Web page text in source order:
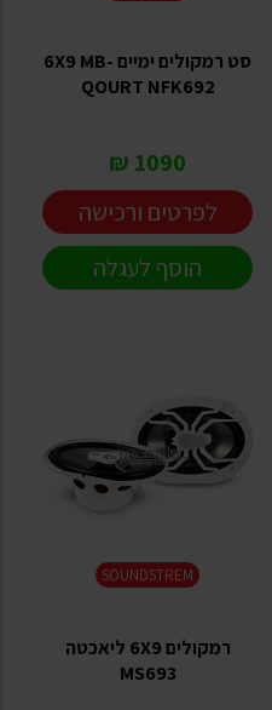
סט רמקולים ימיים 6X9 MB-
QOURT NFK692
1090 ₪
לפרטים ורכישה
הוסף לעגלה
SOUNDSTREM
רמקולים 6X9 ליאכטה
MS693